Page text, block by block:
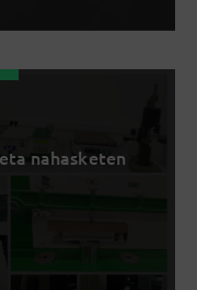
nahasketen